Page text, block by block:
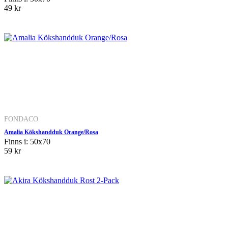
49 kr
FONDACO
Amalia Kökshandduk Orange/Rosa
Finns i: 50x70
59 kr